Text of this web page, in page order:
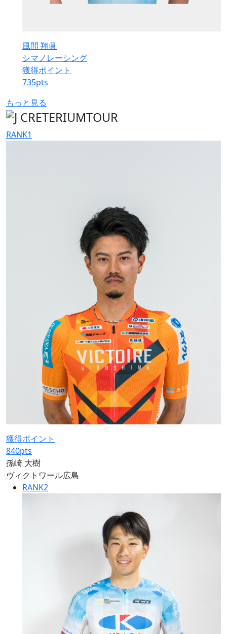
風間 翔眞
シマノレーシング
獲得ポイント
735pts
もっと見る
RANK1
獲得ポイント
840pts
孫崎 大樹
ヴィクトワール広島
RANK2